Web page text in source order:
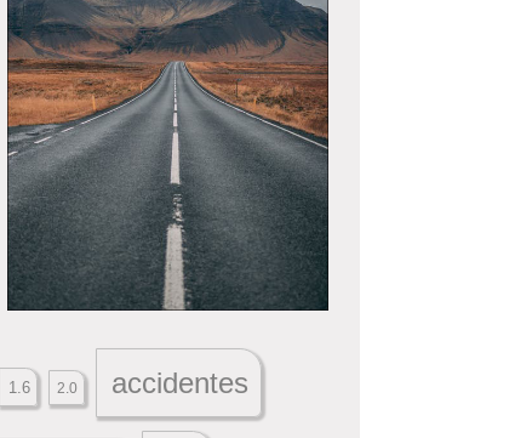
1.6 2.0 accidentes